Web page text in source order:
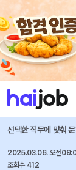
채용공고 자소서 자
(재)한국학중앙연구원
행정직 채용 공고
선택한 직무에 맞춰
2025.03.06. 오전
조회수 412